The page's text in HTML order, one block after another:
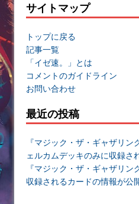
サイトマップ
トップに戻る
記事一覧
「イゼ速。」とは
コメントのガイドライン
お問い合わせ
最近の投稿
『マジック・ザ・ギャザリ
ェルカムデッキのみに収録さ
『マジック・ザ・ギャザリ
収録されるカードの情報が公